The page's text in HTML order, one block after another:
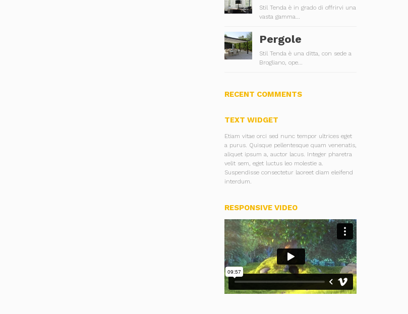
Stil Tenda è in grado di offrirvi una
vasta gamma...
Pergole
Stil Tenda è una ditta, con sede a
Brogliano, ope...
RECENT COMMENTS
TEXT WIDGET
Etiam vitae orci sed nunc tempor ultrices eget
a purus. Quisque pellentesque quam venenatis,
aliquet ipsum a, auctor lacus. Integer pharetra
velit sem, eget luctus leo molestie a.
Suspendisse consectetur laoreet diam eleifend
interdum.
RESPONSIVE VIDEO